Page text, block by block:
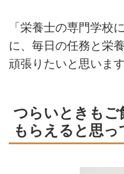
「栄養士の専門学校
に、毎日の任務と栄
頑張りたいと思います
つらいときもご
もらえると思っ